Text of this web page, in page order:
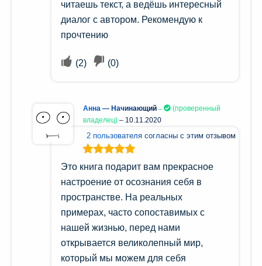
читаешь текст, а ведёшь интересный
диалог с автором. Рекомендую к
прочтению
(2) (0)
Анна — Начинающий
(проверенный
владелец) – 10.11.2020
2 пользователя согласны с этим отзывом
Оценка5из
Это книга подарит вам прекрасное
настроение от осознания себя в
пространстве. На реальных
примерах, часто сопоставимых с
нашей жизнью, перед нами
открывается великолепный мир,
который мы можем для себя